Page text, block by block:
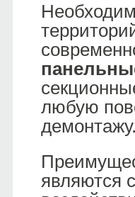
любую
являются